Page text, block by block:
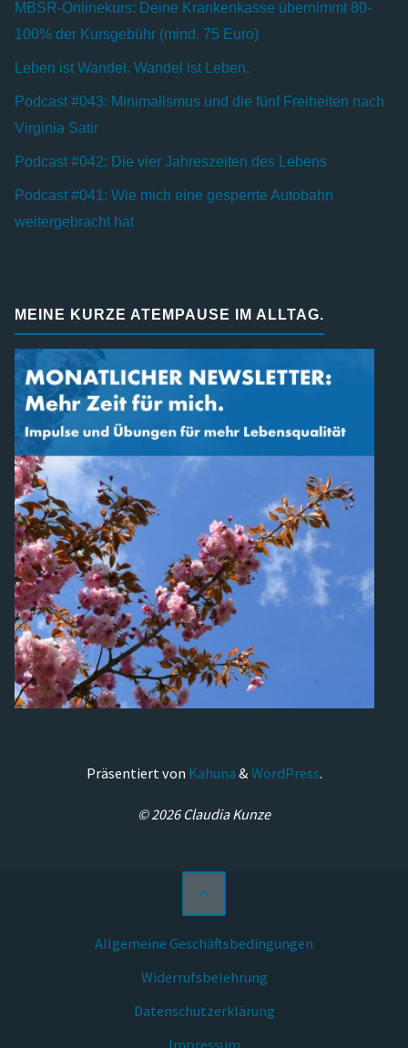
MBSR-Onlinekurs: Deine Krankenkasse übernimmt 80-
100% der Kursgebühr (mind. 75 Euro)
Leben ist Wandel. Wandel ist Leben.
Podcast #043: Minimalismus und die fünf Freiheiten nach
Virginia Satir
Podcast #042: Die vier Jahreszeiten des Lebens
Podcast #041: Wie mich eine gesperrte Autobahn
weitergebracht hat
MEINE KURZE ATEMPAUSE IM ALLTAG.
Präsentiert von Kahuna & WordPress.
© 2026 Claudia Kunze
Allgemeine Geschäftsbedingungen
Widerrufsbelehrung
Datenschutzerklärung